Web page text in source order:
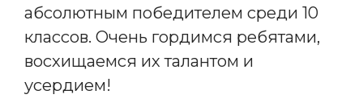
абсолютным победителем среди 10
классов. Очень гордимся ребятами,
восхищаемся их талантом и
усердием!